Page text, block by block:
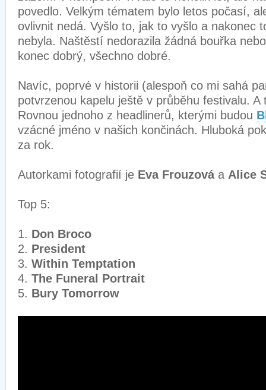
povedlo. Velkým tématem bylo letos počasí,
ovlivnit nedá. Vyšlo to, jak to vyšlo a nakonec
nebyla. Naštěstí nedorazila žádná bouřka
konec dobrý, všechno dobré.
Navíc, poprvé v historii (alespoň co mi sahá
potvrzenou kapelu ještě v průběhu festivalu. A
Rovnou jednoho z headlinerů, kterými budou
vzácné jméno v našich končinách. Hluboká
za rok.
Autorkami fotografií je Eva Frouzová a Alice
Top 5:
1. Don Broco
2. President
3. Within Temptation
4. The Funeral Portrait
5. Bury Tomorrow